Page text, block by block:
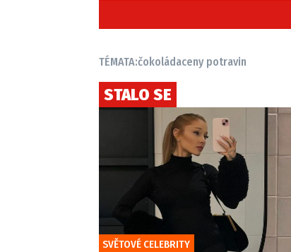
TÉMATA:čokoládaceny potravin
STALO SE
SVĚTOVÉ CELEBRITY